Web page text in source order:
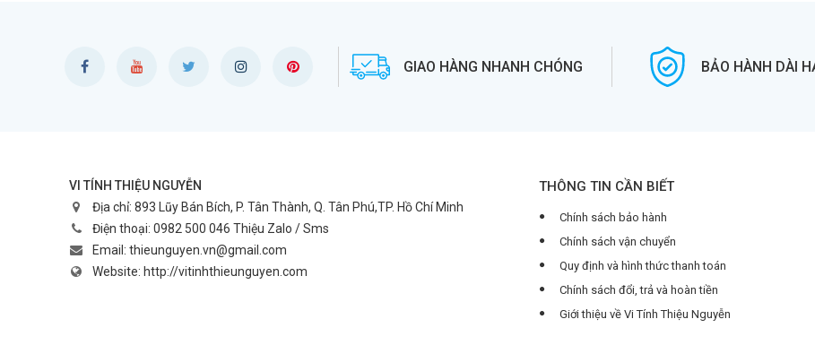
GIAO HÀNG NHANH CHÓNG BẢO HÀNH DÀI
VI TÍNH THIỆU NGUYỄN
Địa chỉ: 893 Lũy Bán Bích, P. Tân Thành, Q. Tân Phú,TP. Hồ Chí Minh
Điện thoại: 0982 500 046 Thiệu Zalo / Sms
Email: thieunguyen.vn@gmail.com
Website: http://vitinhthieunguyen.com
THÔNG TIN CẦN BIẾT
Chính sách bảo hành
Chính sách vận chuyển
Quy định và hình thức thanh toán
Chính sách đổi, trả và hoàn tiền
Giới thiệu về Vi Tính Thiệu Nguyễn